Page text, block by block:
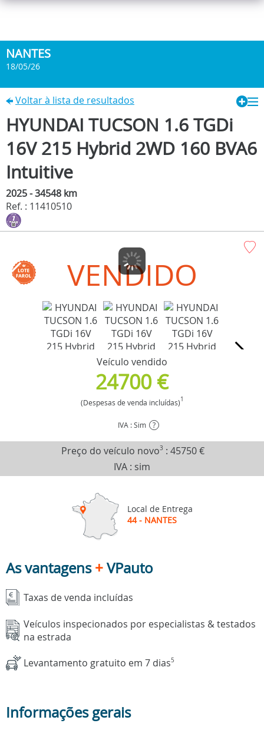
NANTES
18/05/26
Voltar à lista de resultados
HYUNDAI TUCSON 1.6 TGDi
16V 215 Hybrid 2WD 160 BVA6
Intuitive
2025 - 34548 km
Ref. : 11410510
VENDIDO
Veículo vendido
24700 €
(Despesas de venda incluídas)1
IVA : Sim ?
Preço do veículo novo3 : 45750 €
IVA : sim
Local de Entrega
44 - NANTES
As vantagens+VPauto
Taxas de venda incluídas
Veículos inspecionados por especialistas & testados
na estrada
Levantamento gratuito em 7 dias5
Informações gerais